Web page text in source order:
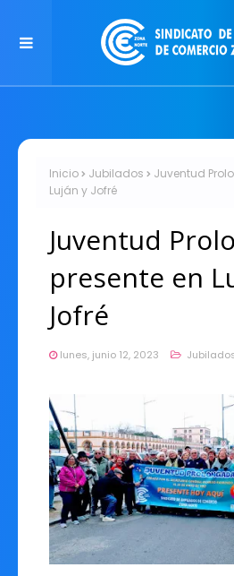
Inicio Jubilados
Juventud
Luján y Jofré
Juventud
presente en
Jofré
lunes, junio 12, 2023